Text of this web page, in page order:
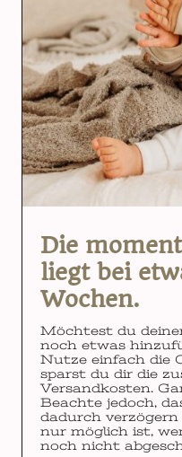
Die
liegt bei
Wochen.
Möchtest du
noch etwas
Nutze einfach die
sparst du dir die
Versandkosten.
Beachte jedoch,
dadurch
nur möglich ist,
noch nicht